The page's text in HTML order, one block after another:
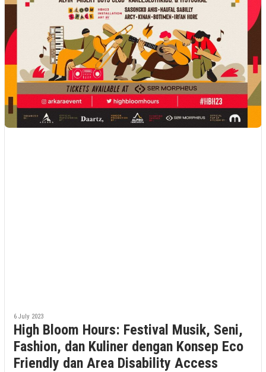
6 July 2023
High Bloom Hours: Festival Musik, Seni,
Fashion, dan Kuliner dengan Konsep Eco
Friendly dan Area Disability Access